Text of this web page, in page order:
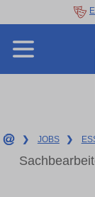
❯ JOBS ❯